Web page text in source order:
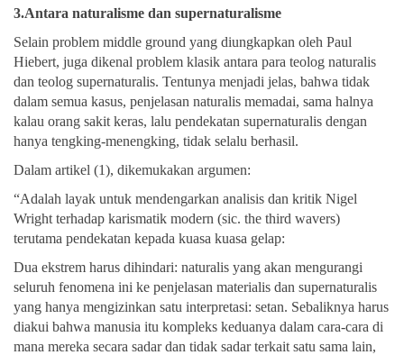
3.Antara naturalisme dan supernaturalisme
Selain problem middle ground yang diungkapkan oleh Paul
Hiebert, juga dikenal problem klasik antara para teolog naturalis
dan teolog supernaturalis. Tentunya menjadi jelas, bahwa tidak
dalam semua kasus, penjelasan naturalis memadai, sama halnya
kalau orang sakit keras, lalu pendekatan supernaturalis dengan
hanya tengking-menengking, tidak selalu berhasil.
Dalam artikel (1), dikemukakan argumen:
“Adalah layak untuk mendengarkan analisis dan kritik Nigel
Wright terhadap karismatik modern (sic. the third wavers)
terutama pendekatan kepada kuasa kuasa gelap:
Dua ekstrem harus dihindari: naturalis yang akan mengurangi
seluruh fenomena ini ke penjelasan materialis dan supernaturalis
yang hanya mengizinkan satu interpretasi: setan. Sebaliknya harus
diakui bahwa manusia itu kompleks keduanya dalam cara-cara di
mana mereka secara sadar dan tidak sadar terkait satu sama lain,